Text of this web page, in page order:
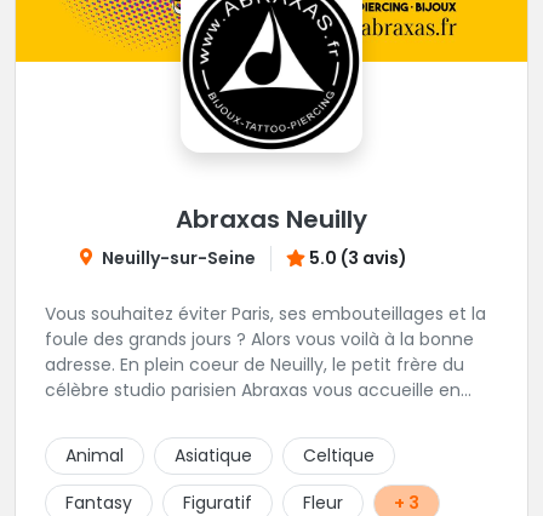
Abraxas Neuilly
Neuilly-sur-Seine 5.0 (3 avis)
Vous souhaitez éviter Paris, ses embouteillages et la
foule des grands jours ? Alors vous voilà à la bonne
adresse. En plein coeur de Neuilly, le petit frère du
célèbre studio parisien Abraxas vous accueille en
triés sur le volet pour vous offrir un large choix de
styles avec une qualité et une créativité
irréprochables.
Animal Asiatique
Celtique
Fantasy
Figuratif Fleur + 3